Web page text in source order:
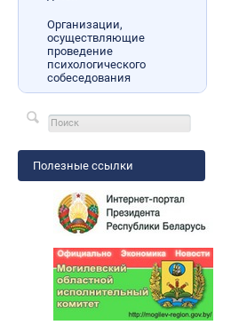
Организации,
осуществляющие
проведение
психологического
собеседования
Полезные ссылки